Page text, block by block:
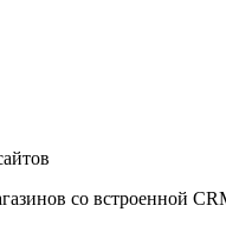
со встроенной